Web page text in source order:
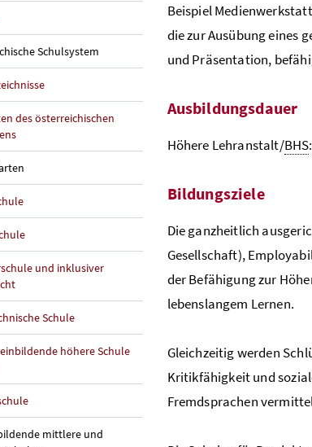
Schulsystem
des österreichischen
und inklusiver
Schule
höhere Schule
mittlere und
Beispiel
die zur Ausübung eines
und Präsentation,
Ausbildungsdauer
Höhere Lehranstalt/BHS
Bildungsziele
Die ganzheitlich
Gesellschaft),
der Befähigung zur
lebenslangem Lernen.
Gleichzeitig werden
Kritikfähigkeit und
Fremdsprachen